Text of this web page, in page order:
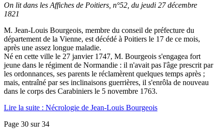
On lit dans les Affiches de Poitiers, n°52, du jeudi 27 décembre
1821
M. Jean-Louis Bourgeois, membre du conseil de préfecture du
département de la Vienne, est décédé à Poitiers le 17 de ce mois,
après une assez longue maladie.
Né en cette ville le 27 janvier 1747, M. Bourgeois s'engagea fort
jeune dans le régiment de Normandie : il n'avait pas l'âge prescrit par
les ordonnances, ses parents le réclamèrent quelques temps après ;
mais, entraîné par ses inclinaisons guerrières, il s'enrôla de nouveau
dans le corps des Carabiniers le 5 novembre 1763.
Lire la suite : Nécrologie de Jean-Louis Bourgeois
Page 30 sur 34